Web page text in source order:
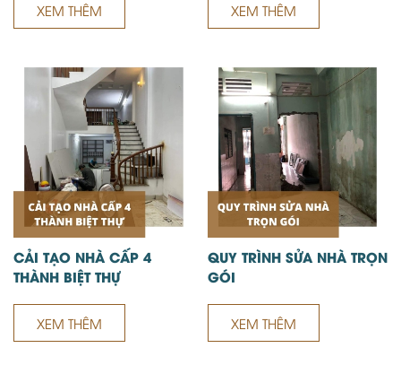
XEM THÊM XEM THÊM
CẢI TẠO NHÀ CẤP 4
THÀNH BIỆT THỰ
XEM THÊM
QUY TRÌNH SỬA NHÀ TRỌN
GÓI
XEM THÊM